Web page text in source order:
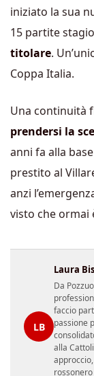
iniziato la sua
15 partite
titolare.
Coppa Italia.
Una continuità
prendersi la
anni fa alla
prestito al
anzi
visto che ormai
LB
Laura
Da
faccio
passione
alla